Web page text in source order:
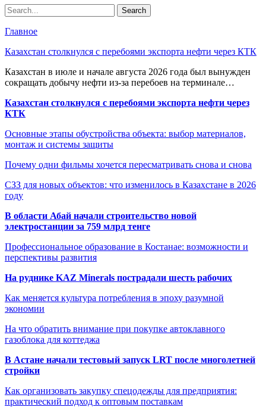
Главное
Казахстан столкнулся с перебоями экспорта нефти через КТК
Казахстан в июле и начале августа 2026 года был вынужден
сокращать добычу нефти из-за перебоев на терминале…
Казахстан столкнулся с перебоями экспорта нефти через
КТК
Основные этапы обустройства объекта: выбор материалов,
монтаж и системы защиты
Почему одни фильмы хочется пересматривать снова и снова
СЗЗ для новых объектов: что изменилось в Казахстане в 2026
году
В области Абай начали строительство новой
электростанции за 759 млрд тенге
Профессиональное образование в Костанае: возможности и
перспективы развития
На руднике KAZ Minerals пострадали шесть рабочих
Как меняется культура потребления в эпоху разумной
экономии
На что обратить внимание при покупке автоклавного
газоблока для коттеджа
В Астане начали тестовый запуск LRT после многолетней
стройки
Как организовать закупку спецодежды для предприятия:
практический подход к оптовым поставкам